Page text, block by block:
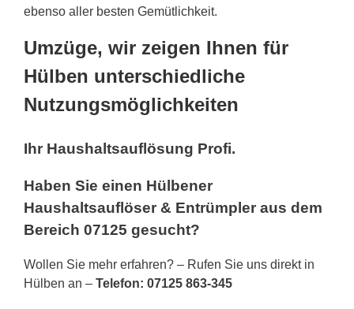
ebenso aller besten Gemütlichkeit.
Umzüge, wir zeigen Ihnen für
Hülben unterschiedliche
Nutzungsmöglichkeiten
Ihr Haushaltsauflösung Profi.
Haben Sie einen Hülbener
Haushaltsauflöser & Entrümpler aus dem
Bereich 07125 gesucht?
Wollen Sie mehr erfahren? – Rufen Sie uns direkt in
Hülben an – Telefon: 07125 863-345